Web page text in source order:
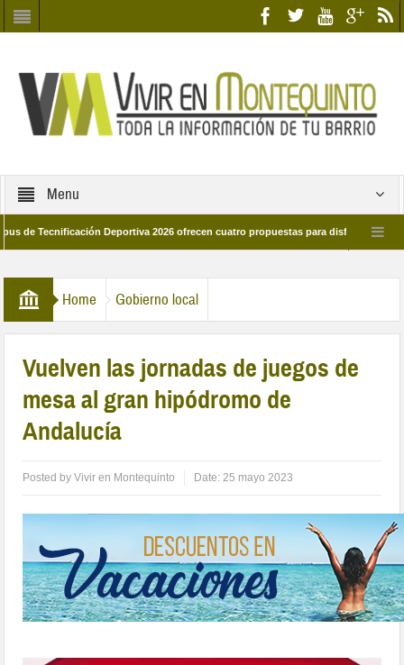
Menu
Deportiva 2026 ofrecen cuatro propuestas para disfrutar del deporte
Home Gobierno local
Vuelven las jornadas de juegos de
mesa al gran hipódromo de
Andalucía
Posted byVivir en Montequinto Date:25 mayo 2023